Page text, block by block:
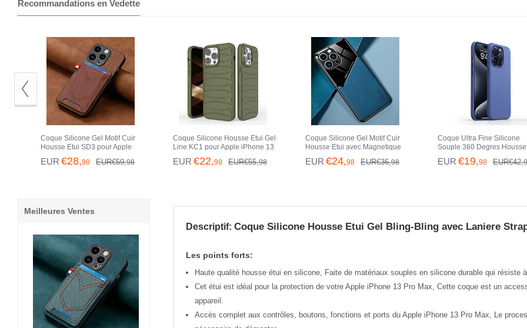
Recommandations en Vedette
Coque Silicone Gel Motif Cuir
Housse Etui SD3 pour Apple
iPhone 13 Pro Max Marron
EUR €28,98 EUR€59,98
Coque Silicone Housse Etui Gel
Line KC1 pour Apple iPhone 13
Pro Max Vert
EUR €22,98 EUR€55,98
Coque Silicone Gel Motif Cuir
Housse Etui avec Magnetique
pour Apple iPhone 13 Pro Max
Bleu
EUR €24,98 EUR€36,98
Coque Ultra Fine Silicone
Souple 360 Degres Housse
YK1 pour Apple iPhone 13
Max Bleu
EUR €19,98 EUR€42,
Descriptif: Coque Silicone Housse Etui Gel Bling-Bling avec Laniere
Les points forts:
Haute qualité housse étui en silicone, Faite de matériaux souples en silicone durable qui résiste
Cet étui est idéal pour la protection de votre Apple iPhone 13 Pro Max, Cette coque est un
appareil.
Accès complet aux contrôles, boutons, fonctions et ports du Apple iPhone 13 Pro Max, Le
Meilleures Ventes